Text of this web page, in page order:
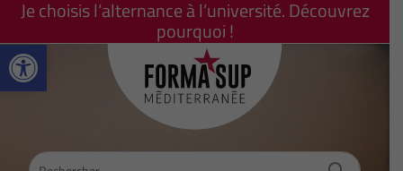
Ouvrir la barre d’outils
Je choisis l’alternance à l’université. Découvrez
pourquoi !